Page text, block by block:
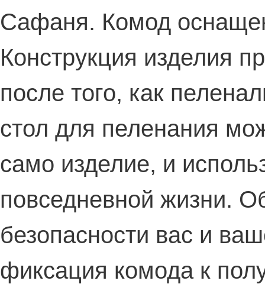
Сафаня. Комод
Конструкция изделия
после того, как
стол для пеленания
само изделие, и
повседневной жизни.
безопасности вас и
фиксация комода к